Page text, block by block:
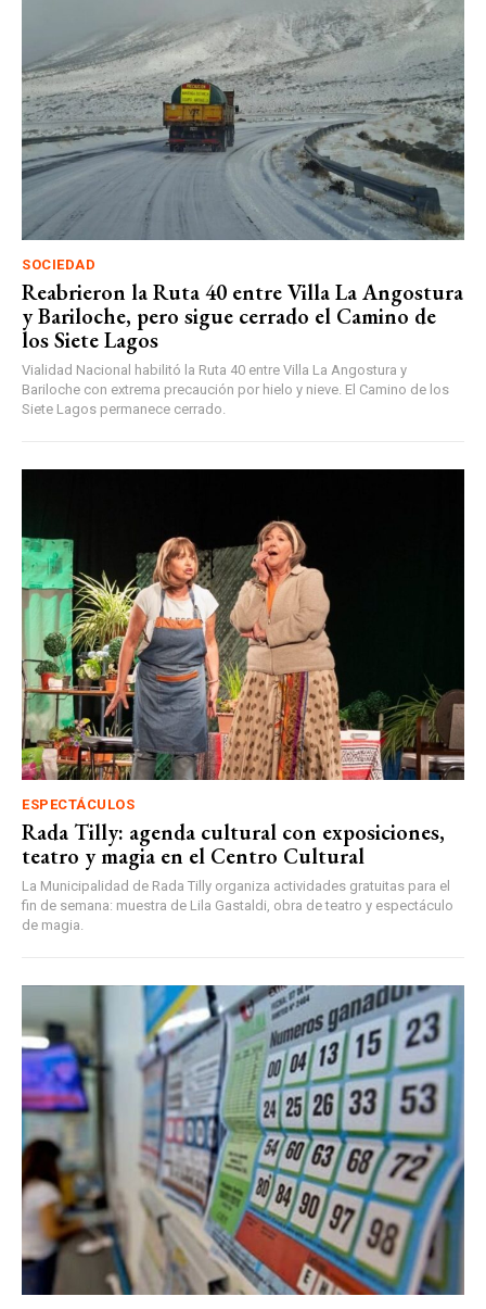
SOCIEDAD
Reabrieron la Ruta 40 entre Villa La Angostura
y Bariloche, pero sigue cerrado el Camino de
los Siete Lagos
Vialidad Nacional habilitó la Ruta 40 entre Villa La Angostura y
Bariloche con extrema precaución por hielo y nieve. El Camino de los
Siete Lagos permanece cerrado.
ESPECTÁCULOS
Rada Tilly: agenda cultural con exposiciones,
teatro y magia en el Centro Cultural
La Municipalidad de Rada Tilly organiza actividades gratuitas para el
fin de semana: muestra de Lila Gastaldi, obra de teatro y espectáculo
de magia.